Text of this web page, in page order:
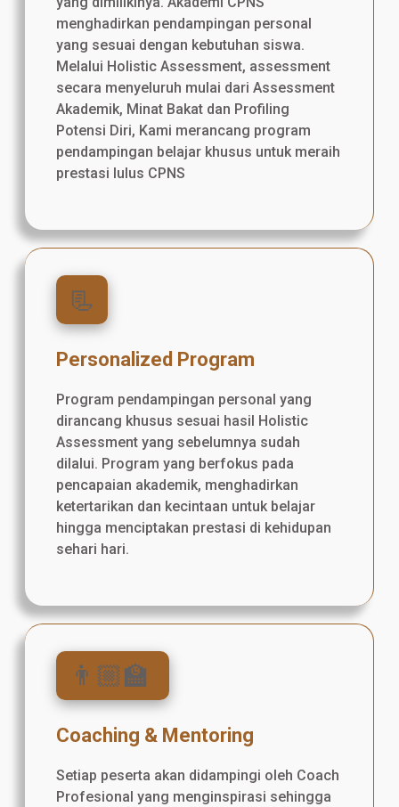
menghadirkan pendampingan personal
yang sesuai dengan kebutuhan siswa.
Melalui Holistic Assessment, assessment
secara menyeluruh mulai dari Assessment
Akademik, Minat Bakat dan Profiling
Potensi Diri, Kami merancang program
pendampingan belajar khusus untuk meraih
prestasi lulus CPNS
📃
Personalized Program
Program pendampingan personal yang
dirancang khusus sesuai hasil Holistic
Assessment yang sebelumnya sudah
dilalui. Program yang berfokus pada
pencapaian akademik, menghadirkan
ketertarikan dan kecintaan untuk belajar
hingga menciptakan prestasi di kehidupan
sehari hari.
👨🏼‍🏫
Coaching & Mentoring
Setiap peserta akan didampingi oleh Coach
Profesional yang menginspirasi sehingga